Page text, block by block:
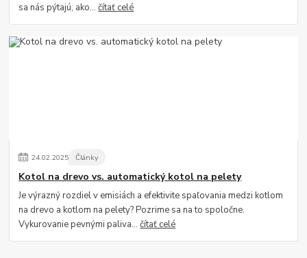
sa nás pýtajú, ako...čítať celé
24.02.2025 Články
Kotol na drevo vs. automatický kotol na pelety
Je výrazný rozdiel v emisiách a efektivite spaľovania medzi kotlom
na drevo a kotlom na pelety? Pozrime sa na to spoločne.
Vykurovanie pevnými paliva...čítať celé